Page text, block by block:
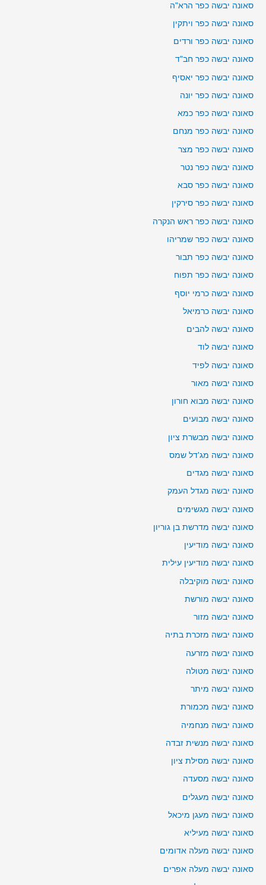
סאונה יבשה כפר הרא"ה
סאונה יבשה כפר ויתקין
סאונה יבשה כפר ורדים
סאונה יבשה כפר חב"ד
סאונה יבשה כפר יאסיף
סאונה יבשה כפר יונה
סאונה יבשה כפר כמא
סאונה יבשה כפר מנחם
סאונה יבשה כפר מצר
סאונה יבשה כפר נטר
סאונה יבשה כפר סבא
סאונה יבשה כפר סירקין
סאונה יבשה כפר ראש הנקרה
סאונה יבשה כפר שמריהו
סאונה יבשה כפר תבור
סאונה יבשה כפר תפוח
סאונה יבשה כרמי יוסף
סאונה יבשה כרמיאל
סאונה יבשה להבים
סאונה יבשה לוד
סאונה יבשה לפיד
סאונה יבשה מאור
סאונה יבשה מבוא חורון
סאונה יבשה מבועים
סאונה יבשה מבשרת ציון
סאונה יבשה מג'דל שמס
סאונה יבשה מגדים
סאונה יבשה מגדל העמק
סאונה יבשה מגשימים
סאונה יבשה מדרשת בן גוריון
סאונה יבשה מודיעין
סאונה יבשה מודיעין עילית
סאונה יבשה מוקיבלה
סאונה יבשה מורשת
סאונה יבשה מזור
סאונה יבשה מזכרת בתיה
סאונה יבשה מזרעה
סאונה יבשה מטולה
סאונה יבשה מיתר
סאונה יבשה מכמורת
סאונה יבשה מנחמיה
סאונה יבשה מנשית זבדה
סאונה יבשה מסילת ציון
סאונה יבשה מסעדה
סאונה יבשה מעגלים
סאונה יבשה מעגן מיכאל
סאונה יבשה מעיליא
סאונה יבשה מעלה אדומים
סאונה יבשה מעלה אפרים